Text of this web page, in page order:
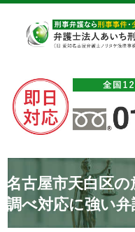
名古屋市天白区
調べ対応に強い